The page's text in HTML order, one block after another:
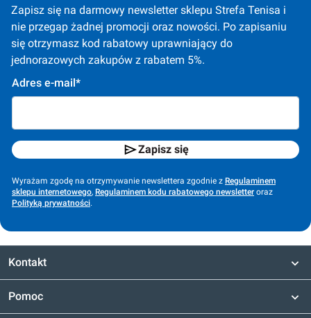
Zapisz się na darmowy newsletter sklepu Strefa Tenisa i
nie przegap żadnej promocji oraz nowości. Po zapisaniu
się otrzymasz kod rabatowy uprawniający do
jednorazowych zakupów z rabatem 5%.
Adres e-mail*
Zapisz się
Wyrażam zgodę na otrzymywanie newslettera zgodnie z Regulaminem
sklepu internetowego, Regulaminem kodu rabatowego newsletter oraz
Polityką prywatności.
Kontakt
Pomoc